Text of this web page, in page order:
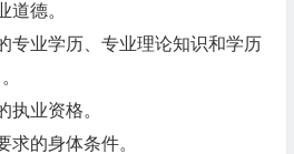
德。
业学历、专业理论知识和学历
业资格。
的身体条件。